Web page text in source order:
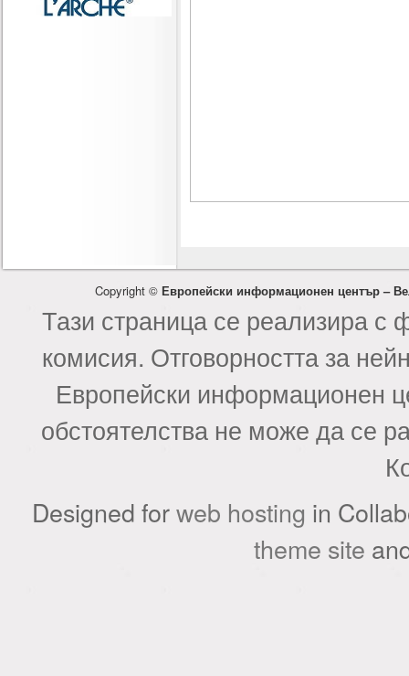
Copyright © Европейски информационен център –
Тази страница се реализира с
комисия. Отговорността за
Европейски информационен
обстоятелства не може да се
Designed forweb hosting in
theme site